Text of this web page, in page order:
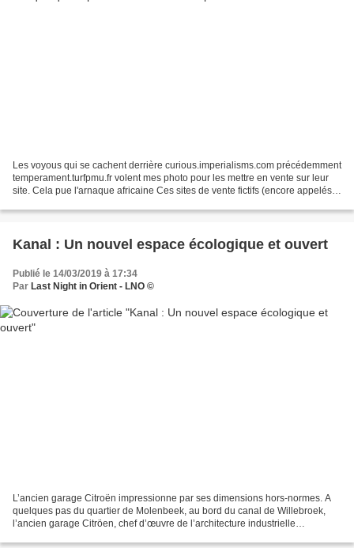
Les voyous qui se cachent derrière curious.imperialisms.com précédemment
temperament.turfpmu.fr volent mes photo pour les mettre en vente sur leur
site. Cela pue l'arnaque africaine Ces sites de vente fictifs (encore appelés
Kanal : Un nouvel espace écologique et ouvert
Publié le 14/03/2019 à 17:34
Par Last Night in Orient - LNO ©
L’ancien garage Citroën impressionne par ses dimensions hors-normes. A
quelques pas du quartier de Molenbeek, au bord du canal de Willebroek,
l’ancien garage Citröen, chef d’œuvre de l’architecture industrielle